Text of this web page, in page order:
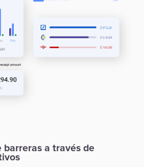
barreras a través de